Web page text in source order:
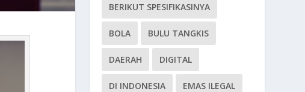
BERIKUT SPESIFIKASINYA
BOLA BULU TANGKIS
DAERAH DIGITAL
DI INDONESIA EMAS ILEGAL